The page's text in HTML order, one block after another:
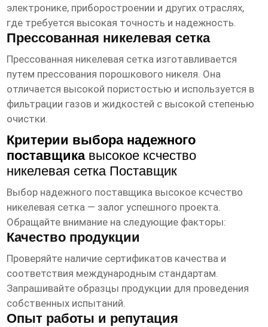
электронике, приборостроении и других отраслях,
где требуется высокая точность и надежность.
Прессованная никелевая сетка
Прессованная никелевая сетка изготавливается
путем прессования порошкового никеля. Она
отличается высокой пористостью и используется в
фильтрации газов и жидкостей с высокой степенью
очистки.
Критерии выбора надежного
поставщика высокое ксчество
никелевая сетка Поставщик
Выбор надежного поставщика высокое ксчество
никелевая сетка — залог успешного проекта.
Обращайте внимание на следующие факторы:
Качество продукции
Проверяйте наличие сертификатов качества и
соответствия международным стандартам.
Запрашивайте образцы продукции для проведения
собственных испытаний.
Опыт работы и репутация